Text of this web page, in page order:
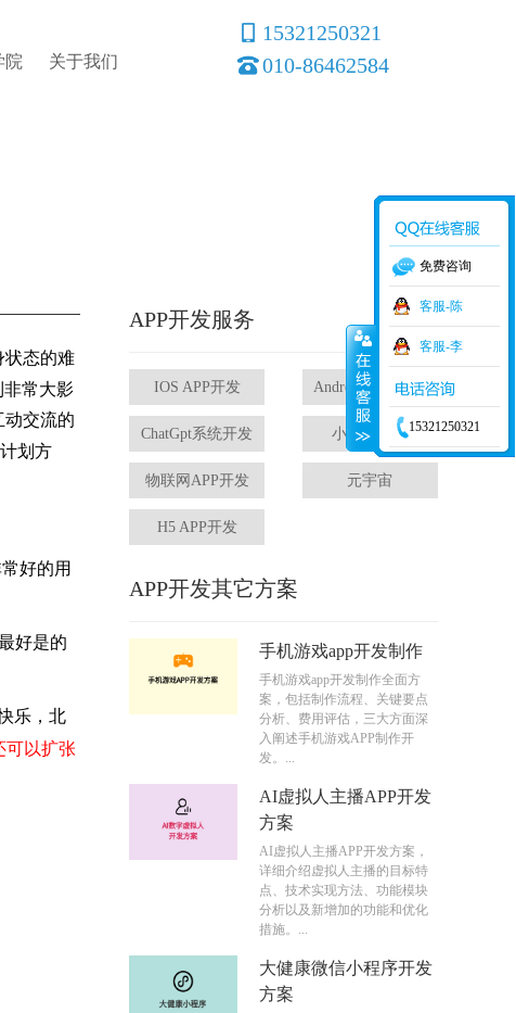
15321250321
010-86462584
院 关于我们
状态的难
非常大影
动交流的
划方
好的用
好是的
乐，北
可以扩张
APP开发服务
IOS APP开发 Android APP开发
ChatGpt系统开发 小程序开发
物联网APP开发 元宇宙
H5 APP开发
APP开发其它方案
手机游戏app开发制作
手机游戏app开发制作全面方
案，包括制作流程、关键要点
分析、费用评估，三大方面深
入阐述手机游戏APP制作开
发。...
AI虚拟人主播APP开发
方案
AI虚拟人主播APP开发方案，
详细介绍虚拟人主播的目标特
点、技术实现方法、功能模块
分析以及新增加的功能和优化
措施。...
大健康微信小程序开发
方案
免费咨询
客服-陈
客服-李
15321250321